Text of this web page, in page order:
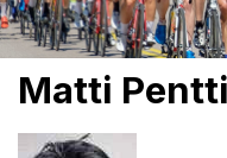
Matti